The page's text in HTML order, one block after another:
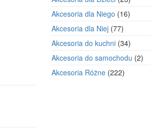
produkty
Akcesoria dla Niego 1616
Akcesoria dla Niej 7777
produktów
Akcesoria do kuchni 3434
produkty
Akcesoria do samochodu 22
Akcesoria Różne 222222